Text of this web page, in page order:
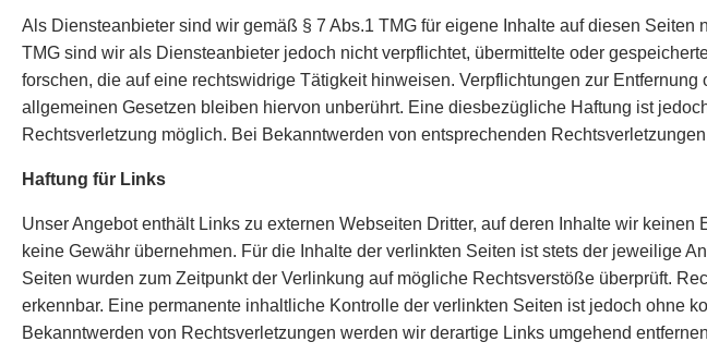
Als Diensteanbieter sind wir gemäß § 7 Abs.1 TMG für eigene Inhalte auf diesen
TMG sind wir als Diensteanbieter jedoch nicht verpflichtet, übermittelte oder
forschen, die auf eine rechtswidrige Tätigkeit hinweisen. Verpflichtungen zur
allgemeinen Gesetzen bleiben hiervon unberührt. Eine diesbezügliche Haftung ist
Rechtsverletzung möglich. Bei Bekanntwerden von entsprechenden
Haftung für Links
Unser Angebot enthält Links zu externen Webseiten Dritter, auf deren Inhalte wir
keine Gewähr übernehmen. Für die Inhalte der verlinkten Seiten ist stets der jeweilige
Seiten wurden zum Zeitpunkt der Verlinkung auf mögliche Rechtsverstöße überprüft.
erkennbar. Eine permanente inhaltliche Kontrolle der verlinkten Seiten ist jedoch ohne
Bekanntwerden von Rechtsverletzungen werden wir derartige Links umgehend